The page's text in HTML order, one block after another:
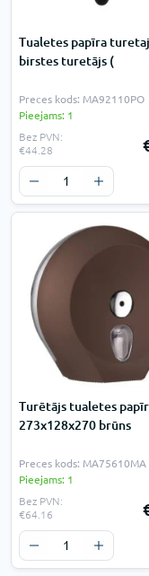
Tualetes papīra
birstes turetājs (
Preces kods: MA92110PO
Pieejams: 1
Bez PVN:
€44.28
Turētājs tualetes
273x128x270 brūns
Preces kods: MA75610MA
Pieejams: 1
Bez PVN:
€64.16